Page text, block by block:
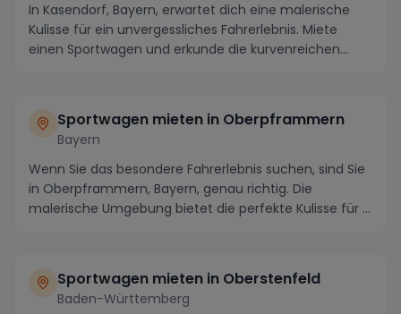
In Kasendorf, Bayern, erwartet dich eine malerische
Kulisse für ein unvergessliches Fahrerlebnis. Miete
einen Sportwagen und erkunde die kurvenreichen...
Sportwagen mieten in Oberpframmern
Bayern
Wenn Sie das besondere Fahrerlebnis suchen, sind Sie
in Oberpframmern, Bayern, genau richtig. Die
malerische Umgebung bietet die perfekte Kulisse für ...
Sportwagen mieten in Oberstenfeld
Baden-Württemberg